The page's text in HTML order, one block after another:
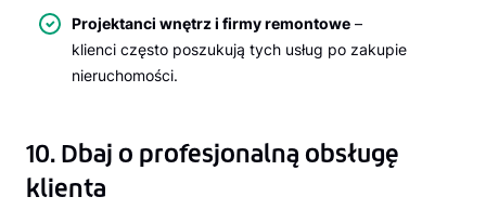
Projektanci wnętrz i firmy remontowe –
klienci często poszukują tych usług po zakupie
nieruchomości.
10. Dbaj o profesjonalną obsługę
klienta